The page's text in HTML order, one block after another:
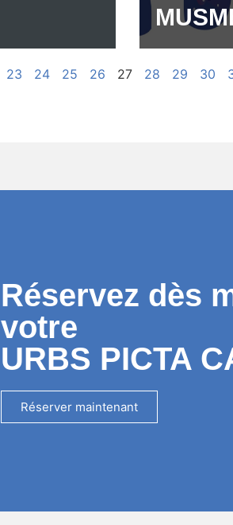
23 24 25 26 27 28 29 30
Réservez dès
votre
URBS PICTA
Réserver maintenant